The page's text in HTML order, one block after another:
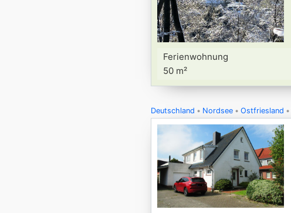
Ferienwohnung
50 m²
Deutschland Nordsee Ostfriesland